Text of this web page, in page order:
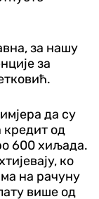
за нашу
за
да су
кредит од
600 хиљада.
ко
на рачуну
више од